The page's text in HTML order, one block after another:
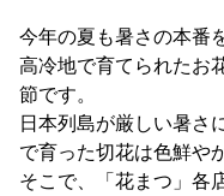
今年の夏も暑さの本番
高冷地で育てられたお
節です。
日本列島が厳しい暑さ
で育った切花は色鮮や
そこで、「花まつ」各